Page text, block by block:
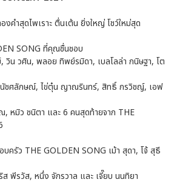
คำสุดไพเราะ ตื่นเต้น ยิ่งใหญ่ โชว์ใหม่สุด
SONG ที่คุณชื่นชอบ
วิน วศิน, พลอย ทิพย์รมิดา, เบลโลล่า กนิษฐา, โต
ชศลักษณ์, ไข่ตุ๋น ญาณรินทร์, สิทธิ์ กรวิชญ์, เอฟ
หมิว ชนิตา และ 6 คนสุดท้ายจาก THE
ครัว THE GOLDEN SONG เม้า สุดา, โจ้ สุธี
พีรวัส, หนึ่ง จักรวาล และ เจี๊ยบ นนทิยา